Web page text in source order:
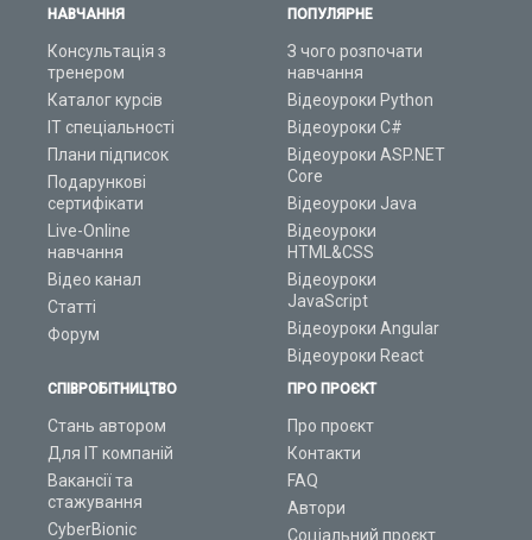
НАВЧАННЯ
Консультація з
тренером
Каталог курсів
ІТ спеціальності
Плани підписок
Подарункові
сертифікати
Live-Online
навчання
Відео канал
Статті
Форум
ПОПУЛЯРНЕ
З чого розпочати
навчання
Відеоуроки Python
Відеоуроки C#
Відеоуроки ASP.NET
Core
Відеоуроки Java
Відеоуроки
HTML&CSS
Відеоуроки
JavaScript
Відеоуроки Angular
Відеоуроки React
СПІВРОБІТНИЦТВО
Стань автором
Для ІТ компаній
Вакансії та
стажування
CyberBionic
ПРО ПРОЄКТ
Про проєкт
Контакти
FAQ
Автори
Соціальний проєкт